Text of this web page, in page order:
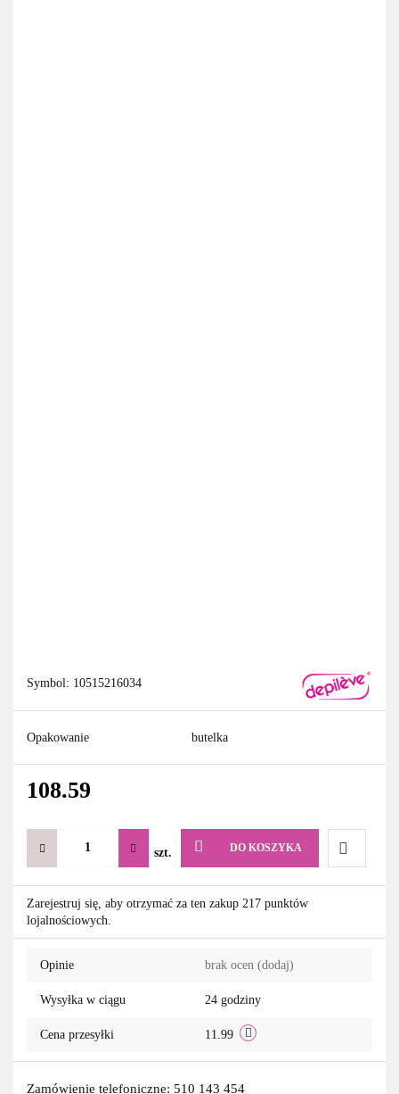
Symbol: 10515216034
Opakowanie butelka
108.59
szt. DO KOSZYKA
Do
Zarejestruj się, aby otrzymać za ten zakup 217 punktów
lojalnościowych.
Opinie brak ocen (dodaj)
Wysyłka w ciągu 24 godziny
Cena przesyłki 11.99
Zamówienie telefoniczne: 510 143 454